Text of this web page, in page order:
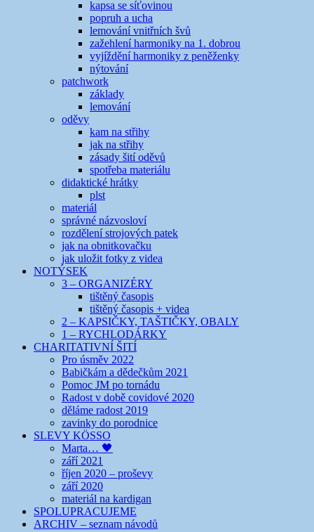
kapsa se síťovinou
popruh a ucha
lemování vnitřních švů
zažehlení harmoniky na 1. dobrou
vyjíždění harmoniky z peněženky
nýtování
patchwork
základy
lemování
oděvy
kam na střihy
jak na střihy
zásady šití oděvů
spotřeba materiálu
didaktické hrátky
plst
materiál
správné názvosloví
rozdělení strojových patek
jak na obnitkovačku
jak uložit fotky z videa
NOTÝSEK
3 – ORGANIZÉRY
tištěný časopis
tištěný časopis + videa
2 – KAPSIČKY, TAŠTIČKY, OBALY
1 – RYCHLODÁRKY
CHARITATIVNÍ ŠITÍ
Pro úsměv 2022
Babičkám a dědečkům 2021
Pomoc JM po tornádu
Radost v době covidové 2020
děláme radost 2019
zavinky do porodnice
SLEVY KÖSSO
Marta… 🖤
září 2021
říjen 2020 – proševy
září 2020
materiál na kardigan
SPOLUPRACUJEME
ARCHIV – seznam návodů